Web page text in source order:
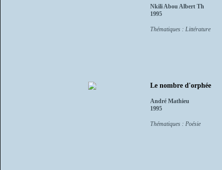
Nkili Abou Albert Th
1995
Thématiques : Littérature
Le nombre d'orphée
André Mathieu
1995
Thématiques : Poésie